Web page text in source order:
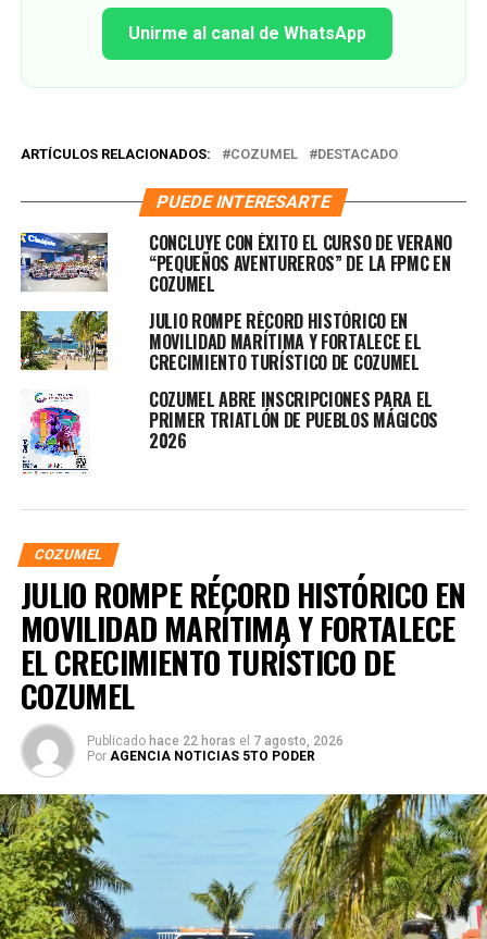
Unirme al canal de WhatsApp
ARTÍCULOS RELACIONADOS: COZUMEL DESTACADO
PUEDE INTERESARTE
CONCLUYE CON ÉXITO EL CURSO DE VERANO
“PEQUEÑOS AVENTUREROS” DE LA FPMC EN
COZUMEL
JULIO ROMPE RÉCORD HISTÓRICO EN
MOVILIDAD MARÍTIMA Y FORTALECE EL
CRECIMIENTO TURÍSTICO DE COZUMEL
COZUMEL ABRE INSCRIPCIONES PARA EL
PRIMER TRIATLÓN DE PUEBLOS MÁGICOS
2026
COZUMEL
JULIO ROMPE RÉCORD HISTÓRICO EN
MOVILIDAD MARÍTIMA Y FORTALECE
EL CRECIMIENTO TURÍSTICO DE
COZUMEL
Publicado hace 22 horas el 7 agosto, 2026
Por AGENCIA NOTICIAS 5TO PODER